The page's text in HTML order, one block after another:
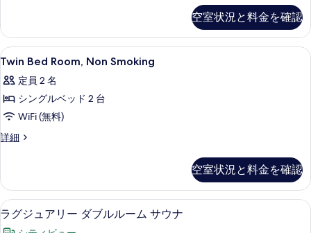
真
を
表
示
す
る
る
て
の
写
真
を
表
示
る
Smoking
の
詳
空室状況と料金を確認
Twin
Bed
Room,
Non
Smoking
の
て
の
写
セーフティボックス (室内)、デスク
9
Twin Bed Room, Non Smoking
定員 2 名
シングルベッド 2 台
WiFi (無料)
詳細
Twin
Smoking
の
詳
空室状況と料金を確認
ラ
グ
セーフティボックス (室内)、デスク
14
ラグジュアリー ダブルルーム サウナ